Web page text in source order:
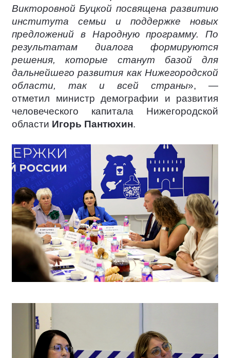
Викторовной Буцкой посвящена развитию
института семьи и поддержке новых
предложений в Народную программу. По
результатам диалога формируются
решения, которые станут базой для
дальнейшего развития как Нижегородской
области, так и всей страны», —
отметил министр демографии и развития
человеческого капитала Нижегородской
области Игорь Пантюхин.